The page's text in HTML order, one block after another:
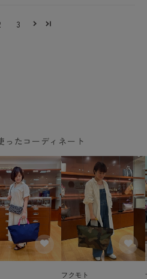
3
ったコーディネート
フクモト